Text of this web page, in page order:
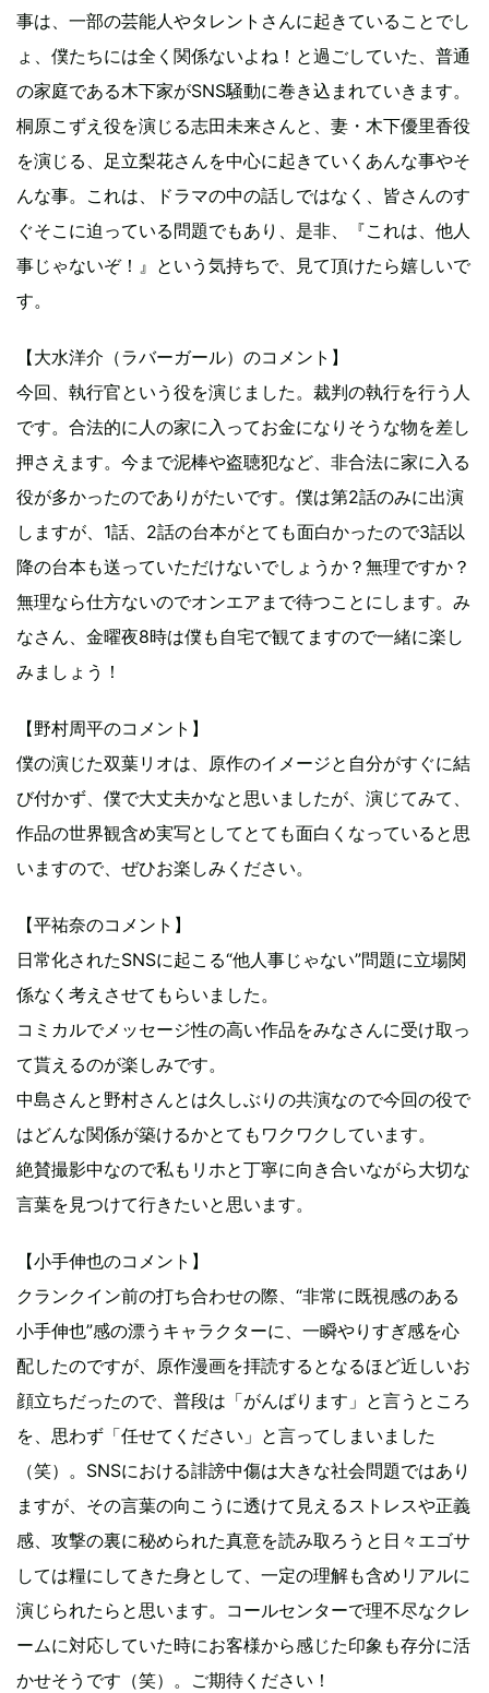
事は、一部の芸能人やタレントさんに起きていることでし
ょ、僕たちには全く関係ないよね！と過ごしていた、普通
の家庭である木下家がSNS騒動に巻き込まれていきます。
桐原こずえ役を演じる志田未来さんと、妻・木下優里香役
を演じる、足立梨花さんを中心に起きていくあんな事やそ
んな事。これは、ドラマの中の話しではなく、皆さんのす
ぐそこに迫っている問題でもあり、是非、『これは、他人
事じゃないぞ！』という気持ちで、見て頂けたら嬉しいで
す。
【大水洋介（ラバーガール）のコメント】
今回、執行官という役を演じました。裁判の執行を行う人
です。合法的に人の家に入ってお金になりそうな物を差し
押さえます。今まで泥棒や盗聴犯など、非合法に家に入る
役が多かったのでありがたいです。僕は第2話のみに出演
しますが、1話、2話の台本がとても面白かったので3話以
降の台本も送っていただけないでしょうか？無理ですか？
無理なら仕方ないのでオンエアまで待つことにします。み
なさん、金曜夜8時は僕も自宅で観てますので一緒に楽し
みましょう！
【野村周平のコメント】
僕の演じた双葉リオは、原作のイメージと自分がすぐに結
び付かず、僕で大丈夫かなと思いましたが、演じてみて、
作品の世界観含め実写としてとても面白くなっていると思
いますので、ぜひお楽しみください。
【平祐奈のコメント】
日常化されたSNSに起こる“他人事じゃない”問題に立場関
係なく考えさせてもらいました。
コミカルでメッセージ性の高い作品をみなさんに受け取っ
て貰えるのが楽しみです。
中島さんと野村さんとは久しぶりの共演なので今回の役で
はどんな関係が築けるかとてもワクワクしています。
絶賛撮影中なので私もリホと丁寧に向き合いながら大切な
言葉を見つけて行きたいと思います。
【小手伸也のコメント】
クランクイン前の打ち合わせの際、“非常に既視感のある
小手伸也”感の漂うキャラクターに、一瞬やりすぎ感を心
配したのですが、原作漫画を拝読するとなるほど近しいお
顔立ちだったので、普段は「がんばります」と言うところ
を、思わず「任せてください」と言ってしまいました
（笑）。SNSにおける誹謗中傷は大きな社会問題ではあり
ますが、その言葉の向こうに透けて見えるストレスや正義
感、攻撃の裏に秘められた真意を読み取ろうと日々エゴサ
しては糧にしてきた身として、一定の理解も含めリアルに
演じられたらと思います。コールセンターで理不尽なクレ
ームに対応していた時にお客様から感じた印象も存分に活
かせそうです（笑）。ご期待ください！